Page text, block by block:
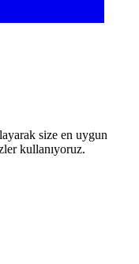
size en uygun
kullanıyoruz.